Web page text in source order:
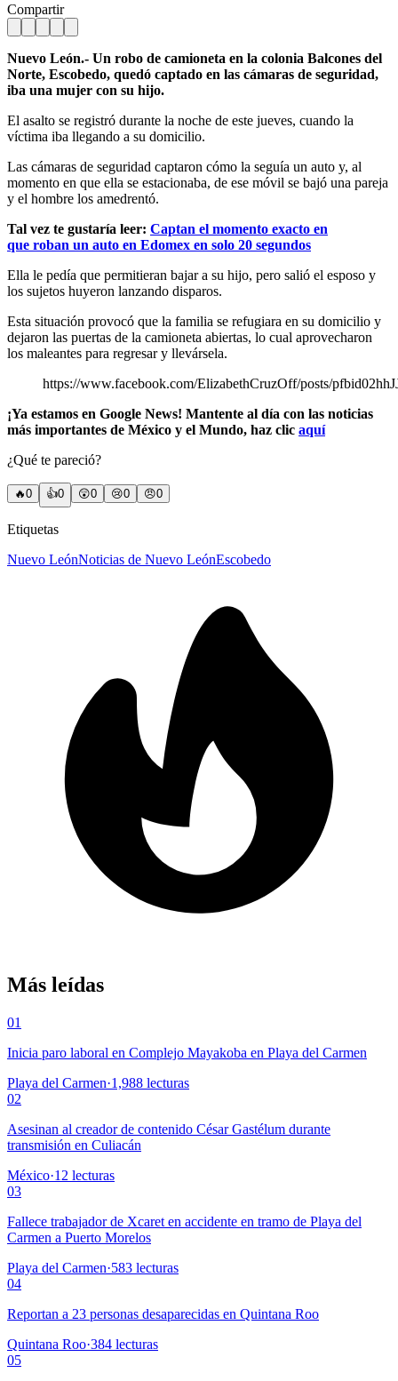
Compartir
Nuevo León.- Un robo de camioneta en la colonia Balcones del
Norte, Escobedo, quedó captado en las cámaras de seguridad,
iba una mujer con su hijo.
El asalto se registró durante la noche de este jueves, cuando la
víctima iba llegando a su domicilio.
Las cámaras de seguridad captaron cómo la seguía un auto y, al
momento en que ella se estacionaba, de ese móvil se bajó una pareja
y el hombre los amedrentó.
Tal vez te gustaría leer: Captan el momento exacto en
que roban un auto en Edomex en solo 20 segundos
Ella le pedía que permitieran bajar a su hijo, pero salió el esposo y
los sujetos huyeron lanzando disparos.
Esta situación provocó que la familia se refugiara en su domicilio y
dejaron las puertas de la camioneta abiertas, lo cual aprovecharon
los maleantes para regresar y llevársela.
https://www.facebook.com/ElizabethCruzOff/posts/
¡Ya estamos en Google News! Mantente al día con las noticias
más importantes de México y el Mundo, haz clic aquí
¿Qué te pareció?
🔥0 👍0 😲0 😢0 😠0
Etiquetas
Nuevo LeónNoticias de Nuevo LeónEscobedo
Más leídas
01
Inicia paro laboral en Complejo Mayakoba en Playa del Carmen
Playa del Carmen·1,988 lecturas
02
Asesinan al creador de contenido César Gastélum durante
transmisión en Culiacán
México·12 lecturas
03
Fallece trabajador de Xcaret en accidente en tramo de Playa del
Carmen a Puerto Morelos
Playa del Carmen·583 lecturas
04
Reportan a 23 personas desaparecidas en Quintana Roo
Quintana Roo·384 lecturas
05